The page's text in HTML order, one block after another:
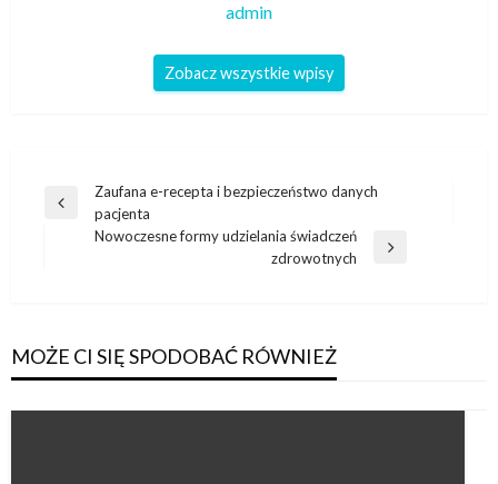
admin
Zobacz wszystkie wpisy
Nawigacja
wpisu
Poprzedni
Zaufana e-recepta i bezpieczeństwo danych
pacjenta
Nowoczesne formy udzielania świadczeń
zdrowotnych
MOŻE CI SIĘ SPODOBAĆ RÓWNIEŻ